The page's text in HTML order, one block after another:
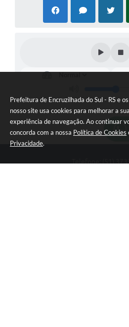
Prefeitura de Encruzilhada do Sul - RS e
nosso site usa cookies para melhorar a sua
experiência de navegação. Ao continuar
concorda com a nossa Política de Cookies
Privacidade.